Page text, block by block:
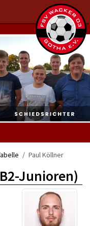
Paul Köllner
Junioren)